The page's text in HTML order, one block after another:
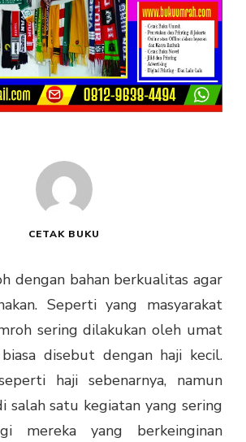
CETAK BUKU
dengan bahan berkualitas agar
Seperti yang masyarakat
sering dilakukan oleh umat
disebut dengan haji kecil.
haji sebenarnya, namun
salah satu kegiatan yang sering
mereka yang berkeinginan